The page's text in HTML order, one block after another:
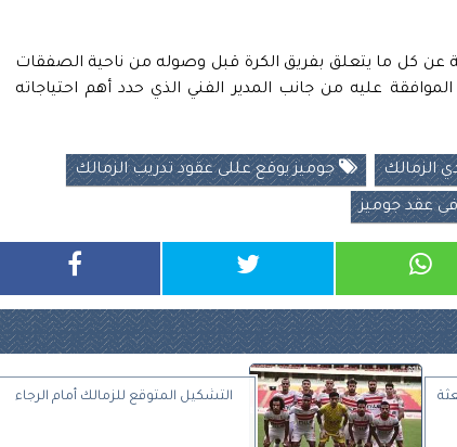
عن كل ما يتعلق بفريق الكرة قبل وصوله من ناحية الصفقات
عليه من جانب المدير الفني الذي حدد أهم احتياجاته
الزمالك جوميز يوقع عللى عقود تدريب الزمالك
عقد جوميز
التشكيل المتوقع للزمالك أمام الرجاء